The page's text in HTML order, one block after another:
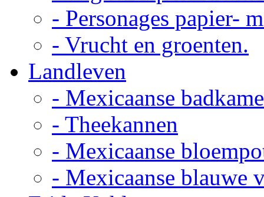
- Personages papier-
- Vrucht en groenten.
Landleven
- Mexicaanse
- Theekannen
- Mexicaanse
- Mexicaanse blauwe